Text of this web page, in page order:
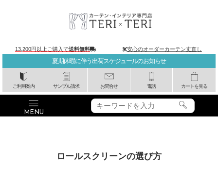
夏期休暇に伴う出荷スケジュールのお知らせ
ご利用案内 サンプル請求 お問合せ 電話 カートを見る
13,200円以上ご購入で送料無料 安心のオーダーカーテン丈直し
ロールスクリーンの選び方